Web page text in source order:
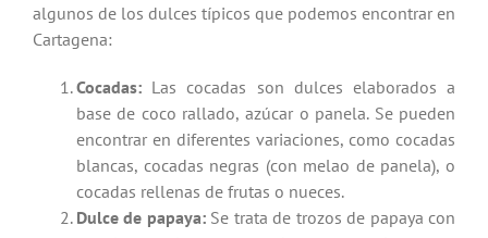
algunos de los dulces típicos que podemos encontrar en
Cartagena:
Cocadas:Las cocadas son dulces elaborados a
base de coco rallado, azúcar o panela. Se pueden
encontrar en diferentes variaciones, como cocadas
blancas, cocadas negras (con melao de panela), o
cocadas rellenas de frutas o nueces.
Dulce de papaya:Se trata de trozos de papaya con